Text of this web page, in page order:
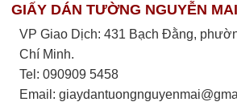
GIẤY DÁN TƯỜNG NGUYỄN MAI
VP Giao Dịch: 431 Bạch Đằng,
Chí Minh.
Tel: 090909 5458
Email: